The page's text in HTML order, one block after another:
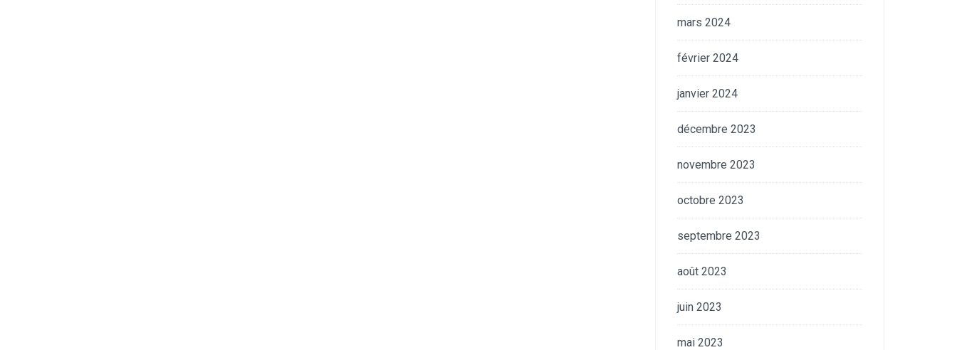
mars 2024
février 2024
janvier 2024
décembre 2023
novembre 2023
octobre 2023
septembre 2023
août 2023
juin 2023
mai 2023